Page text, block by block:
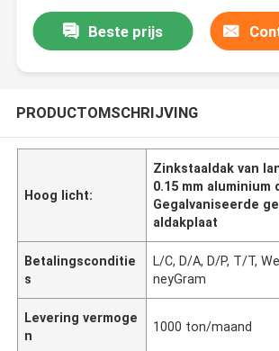
Beste prijs
PRODUCTOMSCHRIJVING
Hoog licht:
Zinkstaaldak van
0.15 mm aluminium
Gegalvaniseerde
aldakplaat
Betalingsconditie
s
L/C, D/A, D/P, T/T,
neyGram
Levering vermoge
n
1000 ton/maand